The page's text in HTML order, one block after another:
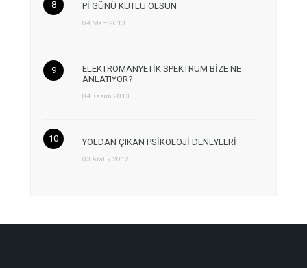
Pİ GÜNÜ KUTLU OLSUN
04 Mart 2013
ELEKTROMANYETİK SPEKTRUM BİZE NE
ANLATIYOR?
04 Kasım 2013
YOLDAN ÇIKAN PSİKOLOJİ DENEYLERİ
03 Aralık 2012